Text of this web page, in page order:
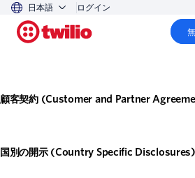
日本語 ログイン
顧客契約 (Customer and Partner
国別の開示 (Country Specific Disclosures)